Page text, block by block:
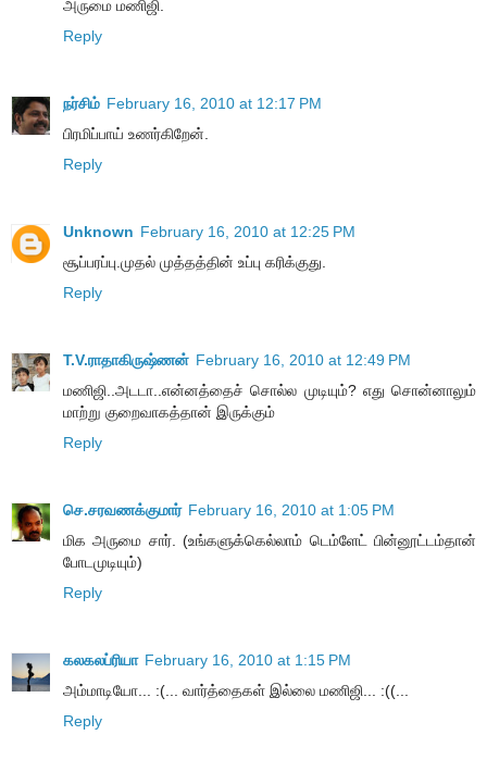
அருமை மணிஜி.
Reply
நர்சிம் February 16, 2010 at 12:17 PM
பிரமிப்பாய் உணர்கிறேன்.
Reply
Unknown February 16, 2010 at 12:25 PM
சூப்பரப்பு.முதல் முத்தத்தின் உப்பு கரிக்குது.
Reply
T.V.ராதாகிருஷ்ணன் February 16, 2010 at 12:49 PM
மணிஜி..அடடா..என்னத்தைச் சொல்ல முடியும்? எது சொன்னாலும்
மாற்று குறைவாகத்தான் இருக்கும்
Reply
செ.சரவணக்குமார் February 16, 2010 at 1:05 PM
மிக அருமை சார். (உங்களுக்கெல்லாம் டெம்ளேட் பின்னூட்டம்தான்
போடமுடியும்)
Reply
கலகலப்ரியா February 16, 2010 at 1:15 PM
அம்மாடியோ... :(... வார்த்தைகள் இல்லை மணிஜி... :((...
Reply